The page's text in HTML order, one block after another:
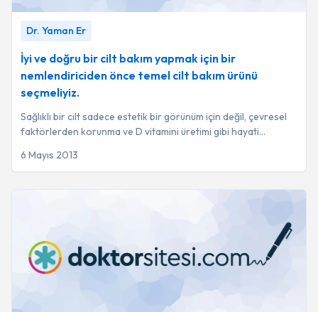
önce temel cilt bakım ürünü seçmeliyiz.
Dr. Yaman Er
İyi ve doğru bir cilt bakım yapmak için bir
nemlendiriciden önce temel cilt bakım ürünü
seçmeliyiz.
Sağlıklı bir cilt sadece estetik bir görünüm için değil, çevresel
faktörlerden korunma ve D vitamini üretimi gibi hayati
6 Mayıs 2013